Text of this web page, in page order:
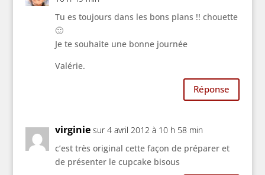
au café façon liégeois.
Pour la suite de la
Tu es toujours dans les bons plans !! chouette
🙂
Je te souhaite une bonne journée
Valérie.
Réponse
virginie sur 4 avril 2012 à 10 h 58 min
c’est très original cette façon de préparer et
de présenter le cupcake bisous